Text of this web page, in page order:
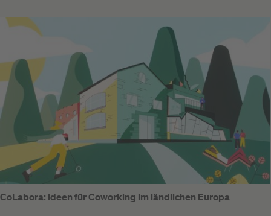
CoLabora: Ideen für Coworking im ländlichen Europa